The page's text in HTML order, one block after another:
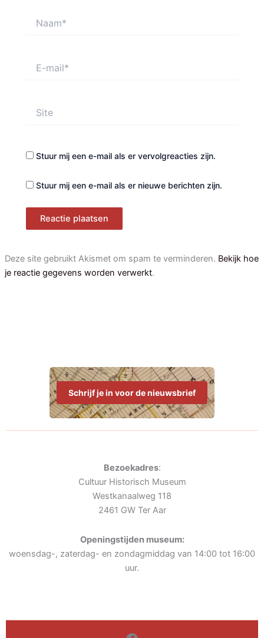
mail*
Stuur mij een e-mail als er vervolgreacties zijn.
Stuur mij een e-mail als er nieuwe berichten zijn.
Deze site gebruikt Akismet om spam te verminderen. Bekijk hoe
je reactie gegevens worden verwerkt.
Schrijf je in voor de nieuwsbrief
Bezoekadres:
Cultuur Historisch Museum
Westkanaalweg 118
2461 GW Ter Aar
Openingstijden museum:
woensdag-, zaterdag- en zondagmiddag van 14:00 tot 16:00
uur.